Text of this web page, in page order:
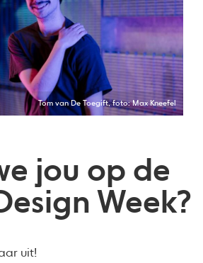
Tom van De Toegift, foto: Max Kneefel
jou op de
Week?
uit!